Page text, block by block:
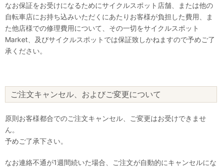
なお保証をお受けになるためにサイクルスポット店舗、または他の
自転車店にお持ち込みいただくにあたりお客様が負担した費用、ま
た他店様での修理費用について、その一切をサイクルスポット
Market、及びサイクルスポットでは保証致しかねますので予めご了
承ください。
ご注文キャンセル、およびご変更について
原則お客様都合でのご注文キャンセル、ご変更はお受けできませ
ん。
予めご了承下さい。
なお連絡不通が1週間続いた場合、ご注文が自動的にキャンセルにな